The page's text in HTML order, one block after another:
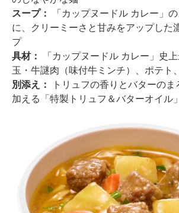
スープ：
「カップヌードル カレー」
に、クリーミーさと甘みをアップした
プ
具材：
「カップヌードル カレー」史
玉・牛謎肉（味付牛ミンチ）、ポテト
別添え：
トリュフの香りとバターの
加える「特製トリュフ＆バターオイル」